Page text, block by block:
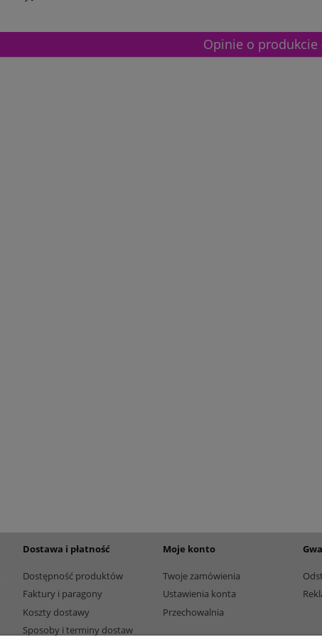
Opinie o produkcie
Dostawa i płatność
Dostępność produktów
Faktury i paragony
Koszty dostawy
Sposoby i terminy dostaw
Moje konto
Twoje zamówienia
Ustawienia konta
Przechowalnia